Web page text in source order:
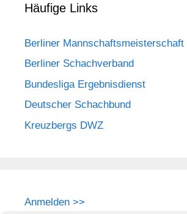
Häufige Links
Berliner Mannschaftsmeisterschaft
Berliner Schachverband
Bundesliga Ergebnisdienst
Deutscher Schachbund
Kreuzbergs DWZ
Anmelden >>